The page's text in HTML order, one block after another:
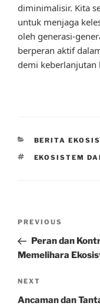
diminimalisir. Kita
untuk menjaga
oleh generasi-
berperan aktif
demi
CATEGORIES
BERITA
TAGS
EKOSISTEM
Previous
Post
PREVIOUS
Peran dan
Memelihara
Next
Post
NEXT
Ancaman dan